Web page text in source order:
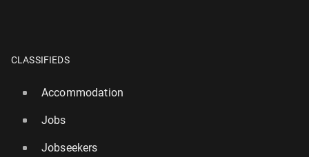
CLASSIFIEDS
Accommodation
Jobs
Jobseekers